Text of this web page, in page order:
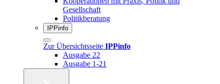
Gesellschaft
Politikberatung
IPPinfo
Zur Übersichtsseite IPPinfo
Ausgabe 22
Ausgabe 1-21